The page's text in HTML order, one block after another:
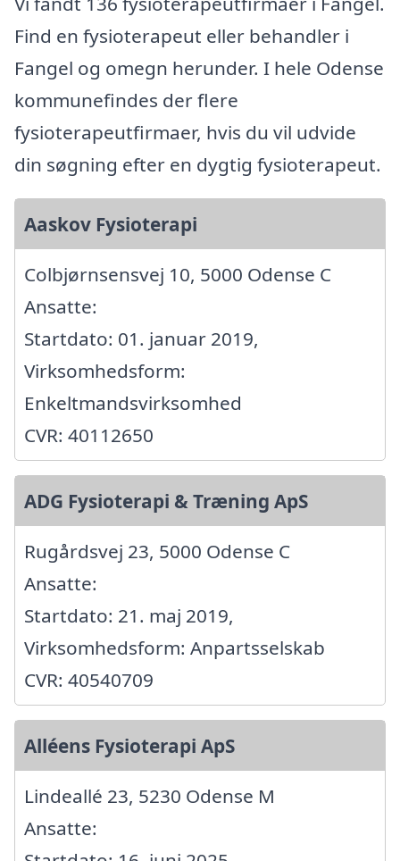
Find en fysioterapeut eller behandler i
Fangel og omegn herunder. I hele Odense
kommunefindes der flere
fysioterapeutfirmaer, hvis du vil udvide
din søgning efter en dygtig fysioterapeut.
Aaskov Fysioterapi
Colbjørnsensvej 10, 5000 Odense C
Ansatte:
Startdato: 01. januar 2019,
Virksomhedsform:
Enkeltmandsvirksomhed
CVR: 40112650
ADG Fysioterapi & Træning ApS
Rugårdsvej 23, 5000 Odense C
Ansatte:
Startdato: 21. maj 2019,
Virksomhedsform: Anpartsselskab
CVR: 40540709
Alléens Fysioterapi ApS
Lindeallé 23, 5230 Odense M
Ansatte: